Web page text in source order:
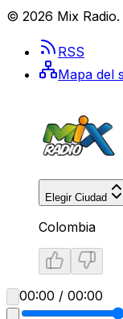
© 2026 Mix Radio
RSS
Mapa del
Elegir Ciudad
Colombia
00:00 / 00:00